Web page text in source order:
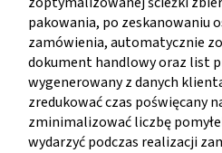
pakowania, po zeskanowaniu
zamówienia, automatycznie
dokument handlowy oraz list
wygenerowany z danych
zredukować czas poświęcany
zminimalizować liczbę
wydarzyć podczas realizacji